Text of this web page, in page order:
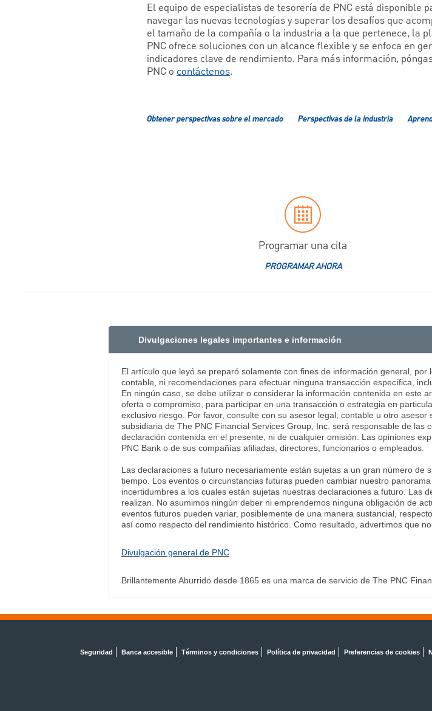
El equipo de especialistas de tesorería de PNC está
navegar las nuevas tecnologías y superar los desafíos que
el tamaño de la compañía o la industria a la que pertenece, la
PNC ofrece soluciones con un alcance flexible y se enfoca en
indicadores clave de rendimiento. Para más información,
PNC o contáctenos.
Obtener perspectivas sobre el mercado Perspectivas de la industria
Programar una cita
PROGRAMAR AHORA
Divulgaciones legales importantes e información
El artículo que leyó se preparó solamente con fines de información general,
contable, ni recomendaciones para efectuar ninguna transacción específica,
En ningún caso, se debe utilizar o considerar la información contenida en este
oferta o compromiso, para participar en una transacción o estrategia en
exclusivo riesgo. Por favor, consulte con su asesor legal, contable u otro
subsidiaria de The PNC Financial Services Group, Inc. será responsable de
declaración contenida en el presente, ni de cualquier omisión. Las opiniones
PNC Bank o de sus compañías afiliadas, directores, funcionarios o empleados.
Las declaraciones a futuro necesariamente están sujetas a un gran número
tiempo. Los eventos o circunstancias futuras pueden cambiar nuestro
incertidumbres a los cuales están sujetas nuestras declaraciones a futuro. Las
realizan. No asumimos ningún deber ni emprendemos ninguna obligación de
eventos futuros pueden variar, posiblemente de una manera sustancial,
así como respecto del rendimiento histórico. Como resultado, advertimos que
Divulgación general de PNC
Brillantemente Aburrido desde 1865 es una marca de servicio de The PNC
Seguridad Banca accesible Términos y condiciones Política de privacidad Preferencias de cookies